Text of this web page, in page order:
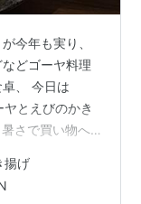
今年も実り、
どゴーヤ料理
、 今日は
ヤとえびのかき
さで買い物へ
目でしたが、
クサク食感と
揚げ